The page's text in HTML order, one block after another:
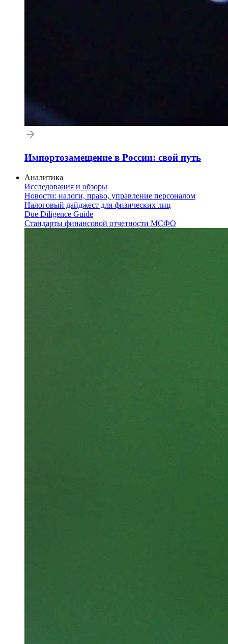
Импортозамещение в России: свой путь
Аналитика
Исследования и обзоры
Новости: налоги, право, управление персоналом
Налоговый дайджест для физических лиц
Due Diligence Guide
Стандарты финансовой отчетности МСФО